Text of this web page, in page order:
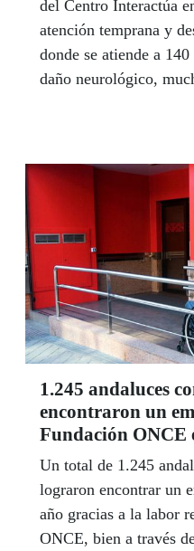
del Centro Interactúa
atención temprana y
donde se atiende a
daño neurológico,
profesión que le
educar en la
Juegos de Sídney
y desde entonces no
de superación
1.245 andaluces
encontraron un
Fundación ONCE
Un total de 1.245
lograron encontrar un
año gracias a la labor
ONCE, bien a través